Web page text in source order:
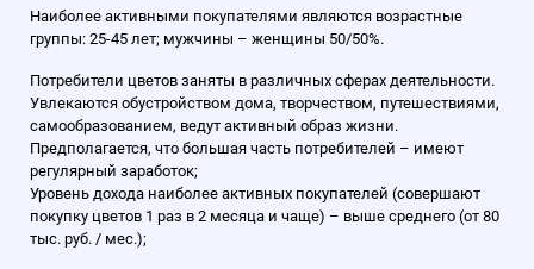
Наиболее активными покупателями являются возрастные
группы: 25-45 лет; мужчины – женщины 50/50%.
Потребители цветов заняты в различных сферах деятельности.
Увлекаются обустройством дома, творчеством, путешествиями,
самообразованием, ведут активный образ жизни.
Предполагается, что большая часть потребителей – имеют
регулярный заработок;
Уровень дохода наиболее активных покупателей (совершают
покупку цветов 1 раз в 2 месяца и чаще) – выше среднего (от 80
тыс. руб. / мес.);